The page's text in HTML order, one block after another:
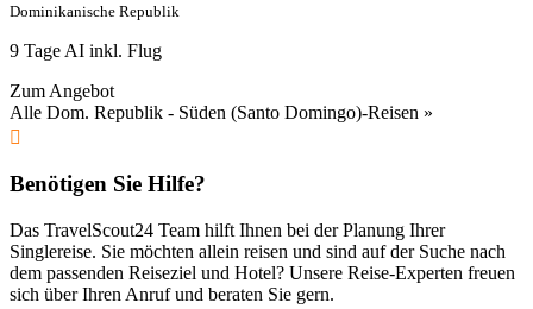
Dominikanische Republik
9 Tage AI inkl. Flug
Zum Angebot
Alle Dom. Republik - Süden (Santo Domingo)-Reisen »
Benötigen Sie Hilfe?
Das TravelScout24 Team hilft Ihnen bei der Planung Ihrer
Singlereise. Sie möchten allein reisen und sind auf der Suche nach
dem passenden Reiseziel und Hotel? Unsere Reise-Experten freuen
sich über Ihren Anruf und beraten Sie gern.